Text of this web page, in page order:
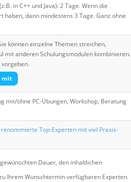
in C++ und Java): 2 Tage. Wenn die
dann mindestens 3 Tage. Ganz ohne
können einzelne Themen streichen,
mit anderen Schulungsmodulen kombinieren.
mit
mit/ohne PC-Übungen, Workshop, Beratung
renommierte Top-Experten mit viel Praxis-
Dauer, den inhaltlichen
Ihrem Wunschtermin verfügbaren Experten.